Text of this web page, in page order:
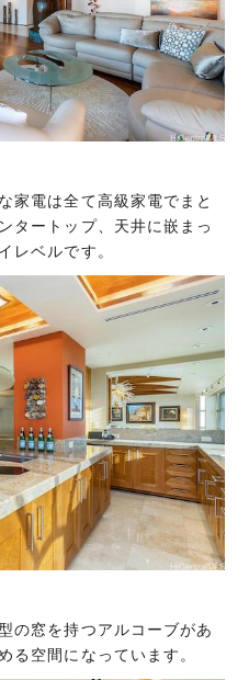
家電は全て高級家電でまと
タートップ、天井に嵌まっ
レベルです。
の窓を持つアルコーブがあ
る空間になっています。